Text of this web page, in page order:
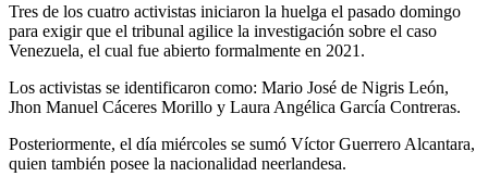
Tres de los cuatro activistas iniciaron la huelga el pasado domingo
para exigir que el tribunal agilice la investigación sobre el caso
Venezuela, el cual fue abierto formalmente en 2021.
Los activistas se identificaron como: Mario José de Nigris León,
Jhon Manuel Cáceres Morillo y Laura Angélica García Contreras.
Posteriormente, el día miércoles se sumó Víctor Guerrero Alcantara,
quien también posee la nacionalidad neerlandesa.